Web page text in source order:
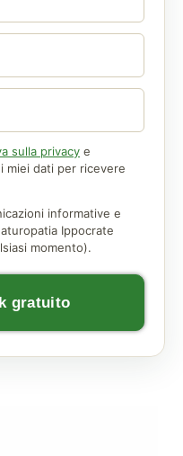
sulla privacy e
miei dati per ricevere
informative e
Ippocrate
momento).
gratuito